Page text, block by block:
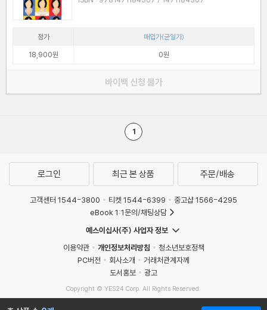
정가
매입가(균일가)
18,900원
0원
바이백 신청 불가
1
로그인 최근 본 상품 주문/배송
고객센터 1544-3800 티켓 1544-6399
중고샵 1566-4295
eBook 1:1문의/채팅상담
예스이십사(주) 사업자 정보
이용약관
개인정보처리방침
청소년보호정책
PC버전
회사소개
거래처관계자께
도서홍보
광고
Copyright © YES24 Corp. All Rights Reserved.
MATOM10